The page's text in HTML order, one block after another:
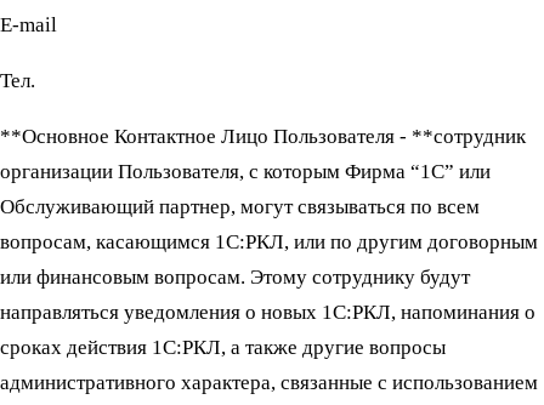
Е-mail
Тел.
**Основное Контактное Лицо Пользователя - **сотрудник
организации Пользователя, с которым Фирма “1С” или
Обслуживающий партнер, могут связываться по всем
вопросам, касающимся 1С:РКЛ, или по другим договорным
или финансовым вопросам. Этому сотруднику будут
направляться уведомления о новых 1С:РКЛ, напоминания о
сроках действия 1С:РКЛ, а также другие вопросы
административного характера, связанные с использованием